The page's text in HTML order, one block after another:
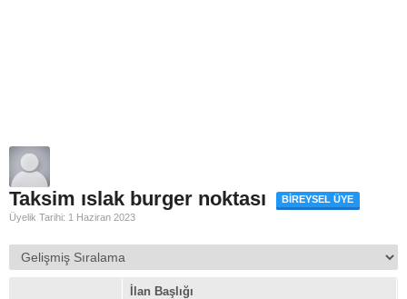
Taksim ıslak burger noktası
BIREYSEL ÜYE
Üyelik Tarihi: 1 Haziran 2023
İlan Başlığı